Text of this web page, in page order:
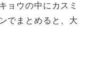
ョウの中にカスミ
でまとめると、大